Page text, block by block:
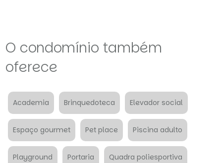
O condomínio também
oferece
Academia Brinquedoteca Elevador social
Espaço gourmet Pet place Piscina adulto
Playground Portaria Quadra poliesportiva